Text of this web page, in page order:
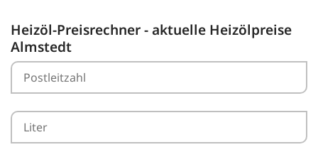
Heizöl-Preisrechner - aktuelle Heizölpreise
Almstedt